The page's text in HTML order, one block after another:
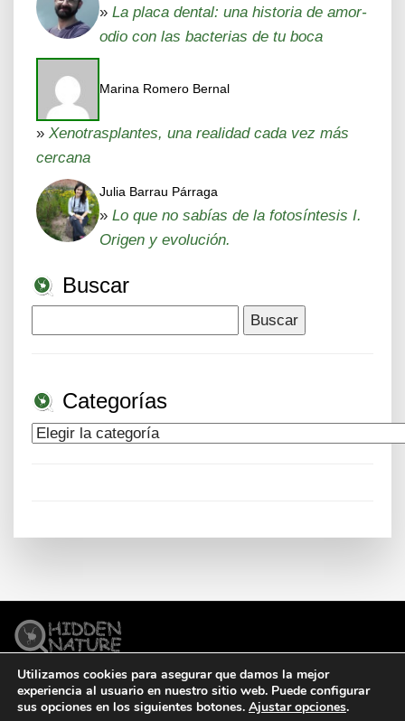
» La placa dental: una historia de amor-
odio con las bacterias de tu boca
Marina Romero Bernal
» Xenotrasplantes, una realidad cada vez más
cercana
Julia Barrau Párraga
» Lo que no sabías de la fotosíntesis I.
Origen y evolución.
Buscar
Categorías
Categorías
© Todos los derechos reservados. Legal
Condiciones
Cookies
Utilizamos cookies para asegurar que damos la mejor
experiencia al usuario en nuestro sitio web. Puede configurar
sus opciones en los siguientes botones. Ajustar opciones.